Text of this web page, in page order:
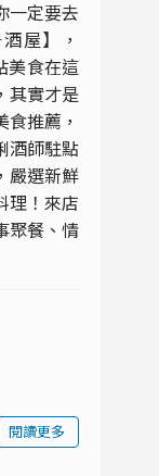
一定要去
屋】，
美食在這
其實才是
推薦，
酒師駐點
嚴選新鮮
理！來店
聚餐、情
閱讀更多